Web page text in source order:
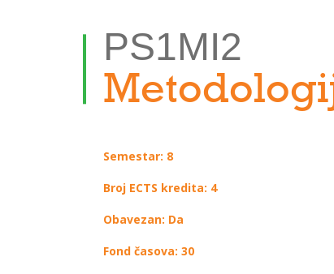
PS1MI2
Semestar: 8
Broj ECTS kredita: 4
Obavezan: Da
Fond časova: 30